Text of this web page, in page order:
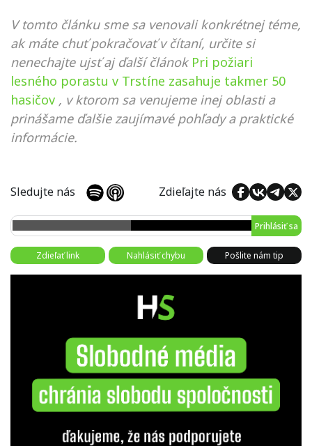
V tomto článku sme sa venovali konkrétnej téme,
ak máte chuť pokračovať v čítaní, určite si
nenechajte ujsť aj ďalší článok Pri požiari
lesného porastu v Trstíne zasahuje takmer 50
hasičov , v ktorom sa venujeme inej oblasti a
prinášame ďalšie zaujímavé pohľady a praktické
informácie.
Sledujte nás Zdieľajte nás
Prihlásiť sa
Zdieľať link Nahlásiť chybu Pošlite nám tip